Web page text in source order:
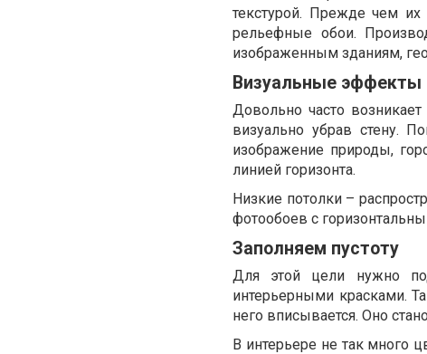
текстурой. Прежде чем
рельефные обои.
изображенным зданиям,
Визуальные эффекты
Довольно часто
визуально убрав стену.
изображение природы,
линией горизонта.
Низкие потолки –
фотообоев с
Заполняем пустоту
Для этой цели нужно
интерьерными красками.
него вписывается. Оно
В интерьере не так много